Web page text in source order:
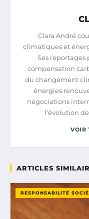
Clara André
climatiques et
Ses reportages
compensation
du changement
énergies
négociations
l’évolution
VOIR
ARTICLES
RESPONSABILITÉ